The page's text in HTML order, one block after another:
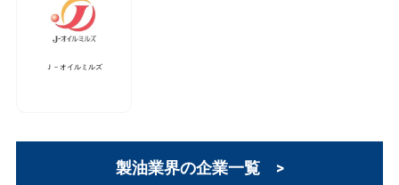
Ｊ－オイルミルズ
製油業界の企業一覧 >